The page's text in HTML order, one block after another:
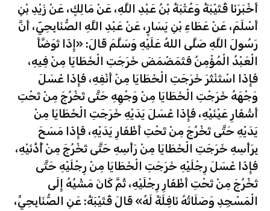
أَخْبَرَنَا قُتَيْبَةُ وَعُتْبَةُ بْنُ عَبْدِ اللَّهِ، عَنْ مَالِكٍ، عَنْ زَيْدِ بْنِ
أَسْلَمَ، عَنْ عَطَاءِ بْنِ يَسَارٍ، عَنْ عَبْدِ اللَّهِ الصُّنَابِحِيّ، أَنَّ
رَسُولَ اللَّهِ صَلَّى اللهُ عَلَيْهِ وَسَلَّمَ قَالَ: «إِذَا تَوَضَّأَ
الْعَبْدُ الْمُؤْمِنُ فَتَمَضْمَضَ خَرَجَتِ الْخَطَايَا مِنْ فِيهِ،
فَإِذَا اسْتَنْثَرَ خَرَجَتِ الْخَطَايَا مِنْ أَنْفِهِ، فَإِذَا غَسَلَ
وَجْهَهُ خَرَجْتِ الْخَطَايَا مِنْ وَجْهِهِ حَتَّى تَخْرُجَ مِنْ تَحْتِ
أَشْفَارِ عَيْنَيْهِ، فَإِذَا غَسَلَ يَدَيْهِ خَرَجَتِ الْخَطَايَا مِنْ
يَدَيْهِ حَتَّى تَخْرُجَ مِنْ تَحْتِ أَظْفَارِ يَدَيْهِ، فَإِذَا مَسَحَ
بِرَأْسِهِ خَرَجَتِ الْخَطَايَا مِنْ رَأْسِهِ حَتَّى تَخْرُجَ مِنْ أُذُنَيْهِ،
فَإِذَا غَسَلَ رِجْلَيْهِ خَرَجَتِ الْخَطَايَا مِنْ رِجْلَيْهِ حَتَّى
تَخْرُجَ مِنْ تَحْتِ أَظْفَارِ رِجْلَيْهِ، ثُمَّ كَانَ مَشْيُهُ إِلَى
الْمَسْجِدِ وَصَلَاتُهُ نَافِلَةً لَهُ» قَالَ قُتَيْبَةُ: عَنِ الصُّنَابِحِيِّ،